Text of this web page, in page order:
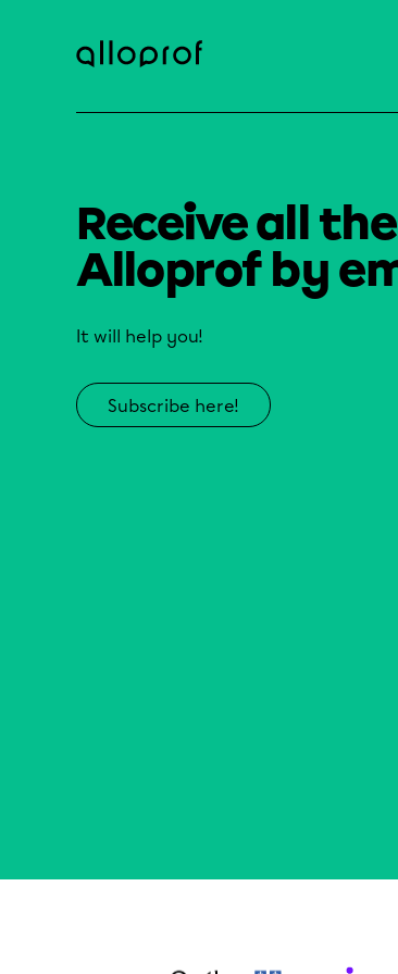
Receive all
Alloprof by
It will help you!
Subscribe here!